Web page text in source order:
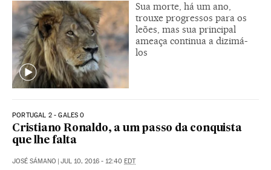
Sua morte, há um ano,
trouxe progressos para os
leões, mas sua principal
ameaça continua a dizimá-
los
PORTUGAL 2 - GALES 0
Cristiano Ronaldo, a um passo da conquista
que lhe falta
JOSÉ SÁMANO JUL 10, 2016 - 12:40 EDT